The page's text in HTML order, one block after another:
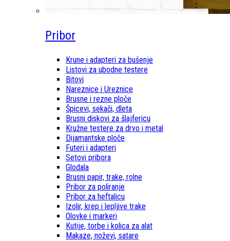
Pribor
Krune i adapteri za bušenje
Listovi za ubodne testere
Bitovi
Nareznice i Ureznice
Brusne i rezne ploče
Špicevi, sekači, dleta
Brusni diskovi za šlajfericu
Kružne testere za drvo i metal
Dijamantske ploče
Futeri i adapteri
Setovi pribora
Glodala
Brusni papir, trake, rolne
Pribor za poliranje
Pribor za heftalicu
Izolir, krep i lepljive trake
Olovke i markeri
Kutije, torbe i kolica za alat
Makaze, noževi, satare